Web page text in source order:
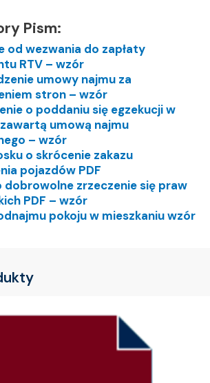
Pism:
od wezwania do zapłaty
RTV – wzór
umowy najmu za
stron – wzór
o poddaniu się egzekucji w
umową najmu
– wzór
o skrócenie zakazu
pojazdów PDF
dobrowolne zrzeczenie się praw
PDF – wzór
pokoju w mieszkaniu wzór